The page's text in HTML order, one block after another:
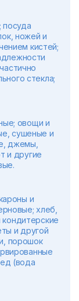
посуда
ножей и
кистей;
стекла;
овощи и
сушеные и
джемы,
и другие
и
хлеб,
и другой
порошок
(вода